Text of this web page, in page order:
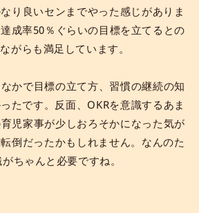
り良いセンまでやった感じがありま
成率50％ぐらいの目標を立てるとの
がらも満足しています。
かで目標の立て方、習慣の継続の知
たです。反面、OKRを意識するあま
児家事が少しおろそかになった気が
倒だったかもしれません。なんのた
ちゃんと必要ですね。